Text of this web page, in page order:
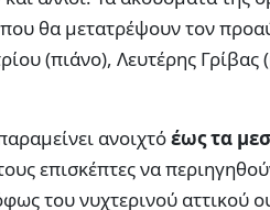
θα μετατρέψουν τον
(πιάνο), Λευτέρης Γρίβας
ανοιχτόέως τα
επισκέπτες να
του νυχτερινού αττικού